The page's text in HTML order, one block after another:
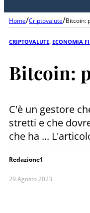
Home/Criptovalute/Bitcoin:
CRIPTOVALUTE ECONOMIA
Bitcoin:
C'è un gestore
stretti e che
che ha ...
Redazione1
29 Agosto 2023